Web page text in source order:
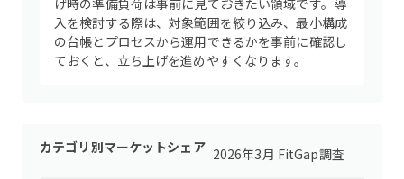
げ時の準備負荷は事前に見ておきたい領域です。導
入を検討する際は、対象範囲を絞り込み、最小構成
の台帳とプロセスから運用できるかを事前に確認し
ておくと、立ち上げを進めやすくなります。
カテゴリ別マーケットシェア 2026年3月 FitGap調査